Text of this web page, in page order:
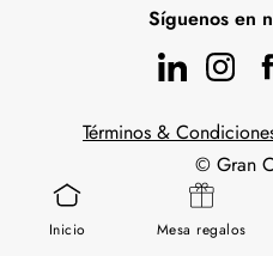
Inicio Mesa regalos
Síguenos en
Términos &
© Gran